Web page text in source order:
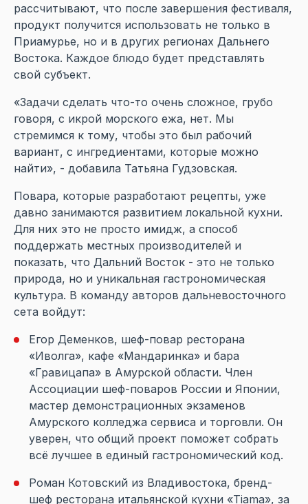
рассчитывают, что после завершения фестиваля,
продукт получится использовать не только в
Приамурье, но и в других регионах Дальнего
Востока. Каждое блюдо будет представлять
свой субъект.
«Задачи сделать что-то очень сложное, грубо
говоря, с икрой морского ежа, нет. Мы
стремимся к тому, чтобы это был рабочий
вариант, с ингредиентами, которые можно
найти», - добавила Татьяна Гудзовская.
Повара, которые разработают рецепты, уже
давно занимаются развитием локальной кухни.
Для них это не просто имидж, а способ
поддержать местных производителей и
показать, что Дальний Восток - это не только
природа, но и уникальная гастрономическая
культура. В команду авторов дальневосточного
сета войдут:
Егор Деменков, шеф-повар ресторана
«Иволга», кафе «Мандаринка» и бара
«Гравицапа» в Амурской области. Член
Ассоциации шеф-поваров России и Японии,
мастер демонстрационных экзаменов
Амурского колледжа сервиса и торговли. Он
уверен, что общий проект поможет собрать
всё лучшее в единый гастрономический код.
Роман Котовский из Владивостока, бренд-
шеф ресторана итальянской кухни «Tiama», за